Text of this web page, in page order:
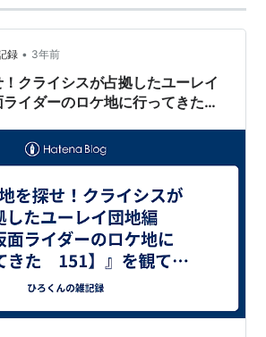
録 • 3年前
！クライシスが占拠したユーレイ
ライダーのロケ地に行ってきた